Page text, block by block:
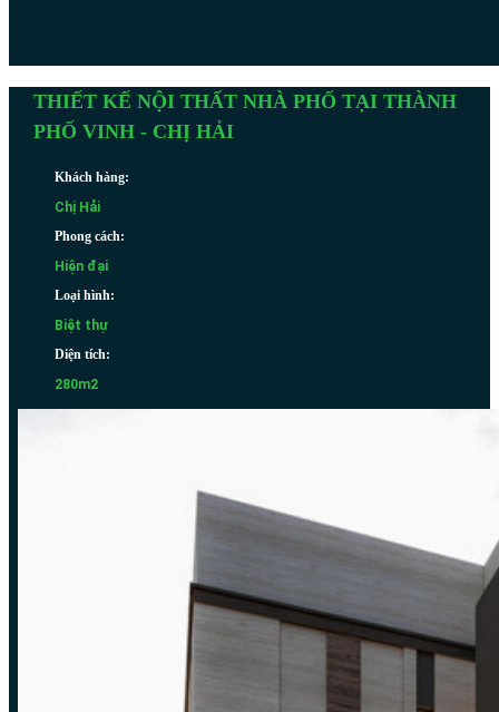
THIẾT KẾ NỘI THẤT NHÀ PHỐ TẠI THÀNH
PHỐ VINH - CHỊ HẢI
Khách hàng:
Chị Hải
Phong cách:
Hiện đại
Loại hình:
Biệt thự
Diện tích:
280m2